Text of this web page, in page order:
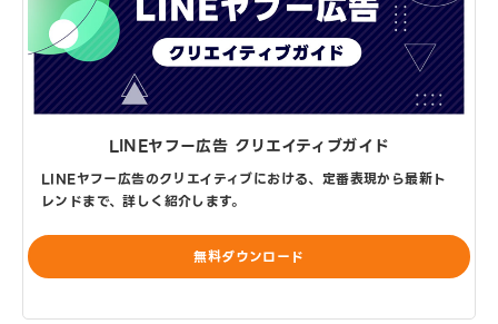
LINEヤフー広告 クリエイティブガイド
LINEヤフー広告のクリエイティブにおける、定番表現から最新ト
レンドまで、詳しく紹介します。
無料ダウンロード